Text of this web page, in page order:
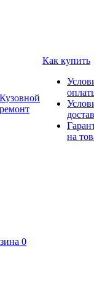
Кузовной
ремонт
Как купить
на
0